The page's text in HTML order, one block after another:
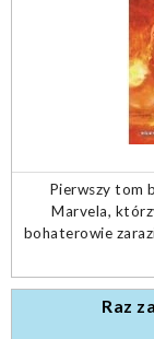
Pierwszy tom
Marvela,
bohaterowie
Raz